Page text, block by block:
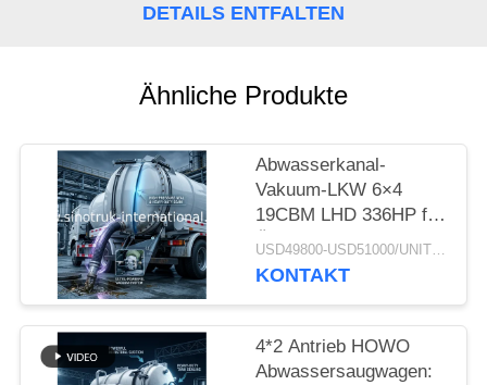
DETAILS ENTFALTEN
Ähnliche Produkte
Abwasserkanal-
Vakuum-LKW 6×4
19CBM LHD 336HP für
Öl-chemischen
Abwasser-Geläger-Sog
USD49800-USD51000/UNIT)negotiation MOQ:1 EINHEIT
KONTAKT
4*2 Antrieb HOWO
Abwassersaugwagen: